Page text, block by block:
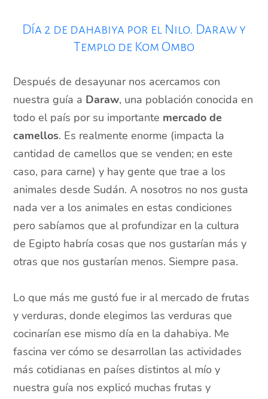
Día 2 de dahabiya por el Nilo. Daraw y
Templo de Kom Ombo
Después de desayunar nos acercamos con
nuestra guía a Daraw, una población conocida en
todo el país por su importante mercado de
camellos. Es realmente enorme (impacta la
cantidad de camellos que se venden; en este
caso, para carne) y hay gente que trae a los
animales desde Sudán. A nosotros no nos gusta
nada ver a los animales en estas condiciones
pero sabíamos que al profundizar en la cultura
de Egipto habría cosas que nos gustarían más y
otras que nos gustarían menos. Siempre pasa.
Lo que más me gustó fue ir al mercado de frutas
y verduras, donde elegimos las verduras que
cocinarían ese mismo día en la dahabiya. Me
fascina ver cómo se desarrollan las actividades
más cotidianas en países distintos al mío y
nuestra guía nos explicó muchas frutas y